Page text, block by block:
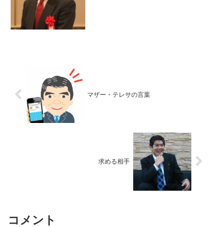
マザー・テレサの言葉
求める相手
コメント